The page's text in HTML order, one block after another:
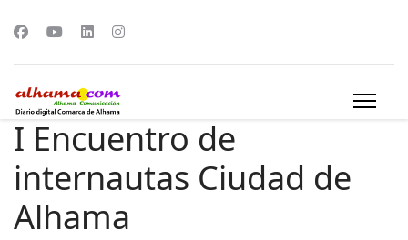
I Encuentro de
internautas Ciudad de
Alhama